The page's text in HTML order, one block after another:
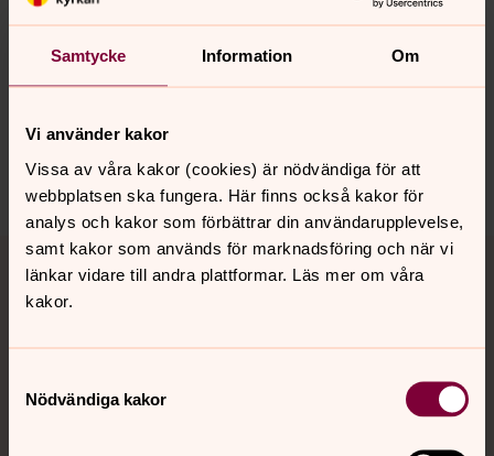
Samtycke Information Om
Vi använder kakor
Vissa av våra kakor (cookies) är nödvändiga för att
webbplatsen ska fungera. Här finns också kakor för
analys och kakor som förbättrar din användarupplevelse,
samt kakor som används för marknadsföring och när vi
länkar vidare till andra plattformar. Läs mer om våra
kakor.
Nödvändiga kakor
Senast ändrad 15 augusti 2025
Synpunkter eller frågor på sidans
innehåll?
Dela
Tillbaka till toppen
Tillbaka till innehållet
Kontakt